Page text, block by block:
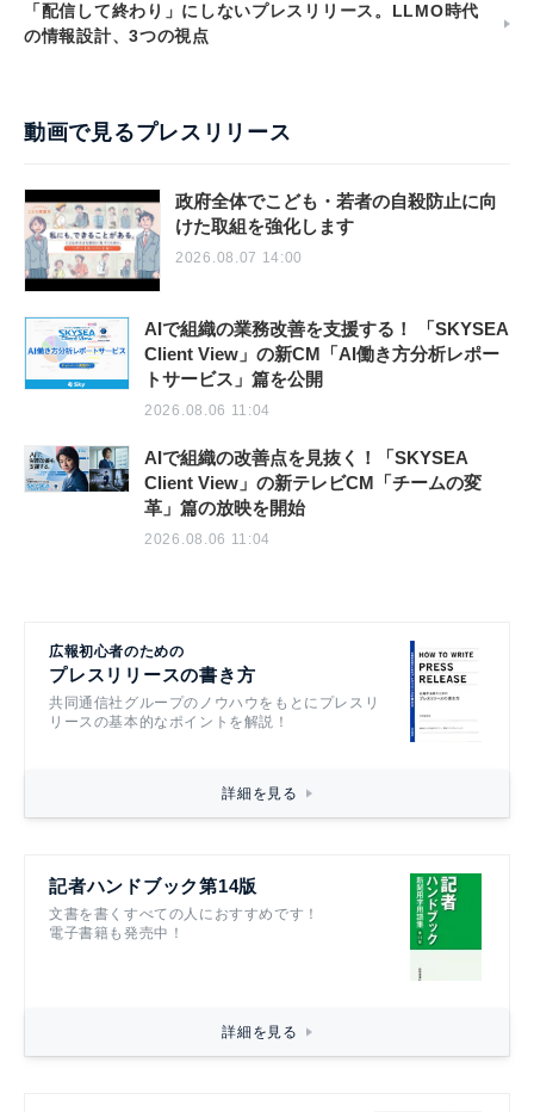
「配信して終わり」にしないプレスリリース。LLMO時代
の情報設計、3つの視点
動画で見るプレスリリース
政府全体でこども・若者の自殺防止に向
けた取組を強化します
2026.08.07 14:00
AIで組織の業務改善を支援する！ 「SKYSEA
Client View」の新CM「AI働き方分析レポー
トサービス」篇を公開
2026.08.06 11:04
AIで組織の改善点を見抜く！「SKYSEA
Client View」の新テレビCM「チームの変
革」篇の放映を開始
2026.08.06 11:04
広報初心者のための
プレスリリースの書き方
共同通信社グループのノウハウをもとにプレスリ
リースの基本的なポイントを解説！
詳細を見る
記者ハンドブック第14版
文書を書くすべての人におすすめです！
電子書籍も発売中！
詳細を見る